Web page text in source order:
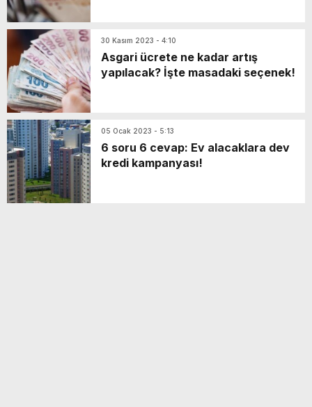
30 Kasım 2023 - 4:10
Asgari ücrete ne kadar artış
yapılacak? İşte masadaki seçenek!
05 Ocak 2023 - 5:13
6 soru 6 cevap: Ev alacaklara dev
kredi kampanyası!